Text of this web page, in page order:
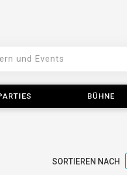
BÜHNE
SORTIEREN NACH